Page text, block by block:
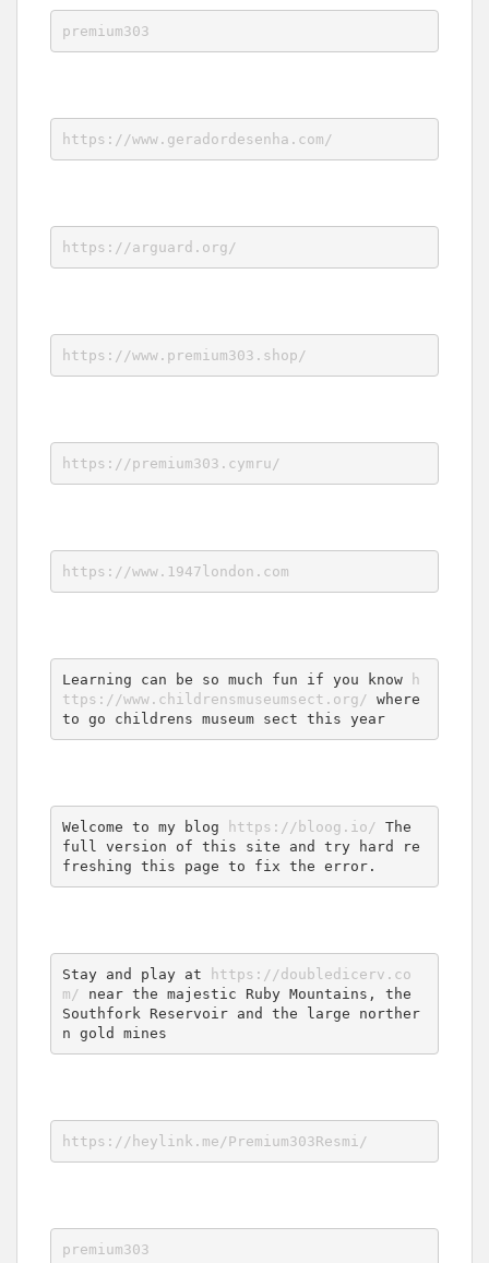
premium303
https://www.geradordesenha.com/
https://arguard.org/
https://www.premium303.shop/
https://premium303.cymru/
https://www.1947london.com
Learning can be so much fun if you know
h
ttps://www.childrensmuseumsect.org/ where
to go childrens museum sect this year
Welcome to my blog https://bloog.io/ The
full version of this site and try hard re
freshing this page to fix the error.
Stay and play at
https://doubledicerv.co
m/ near the majestic Ruby Mountains, the
Southfork Reservoir and the large norther
n gold mines
https://heylink.me/Premium303Resmi/
premium303